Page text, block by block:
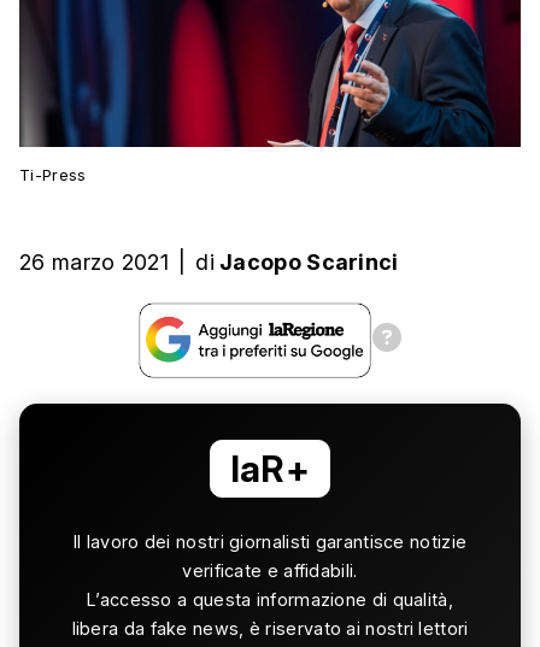
Ti-Press
26 marzo 2021 di Jacopo Scarinci
laR+
Il lavoro dei nostri giornalisti garantisce notizie
verificate e affidabili.
L’accesso a questa informazione di qualità,
libera da fake news, è riservato ai nostri lettori